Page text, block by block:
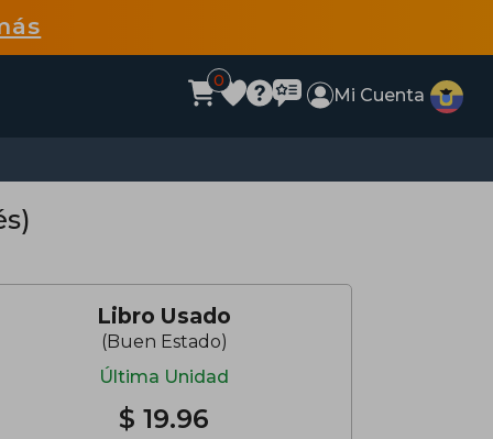
0
Mi Cuenta
Libro Usado
(Buen Estado)
Última Unidad
$ 19.96